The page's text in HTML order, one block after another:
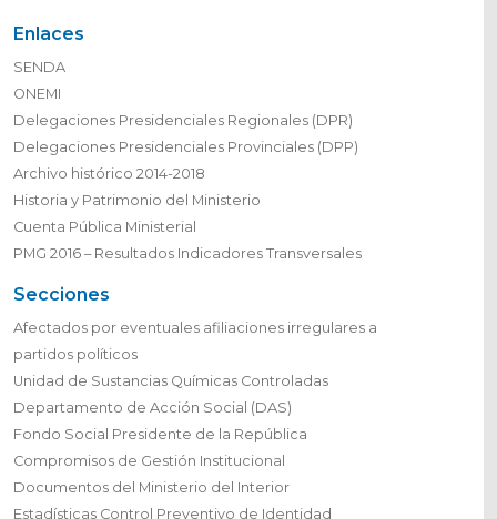
Enlaces
SENDA
ONEMI
Delegaciones Presidenciales Regionales (DPR)
Delegaciones Presidenciales Provinciales (DPP)
Archivo histórico 2014-2018
Historia y Patrimonio del Ministerio
Cuenta Pública Ministerial
PMG 2016 – Resultados Indicadores Transversales
Secciones
Afectados por eventuales afiliaciones irregulares a
partidos políticos
Unidad de Sustancias Químicas Controladas
Departamento de Acción Social (DAS)
Fondo Social Presidente de la República
Compromisos de Gestión Institucional
Documentos del Ministerio del Interior
Estadísticas Control Preventivo de Identidad